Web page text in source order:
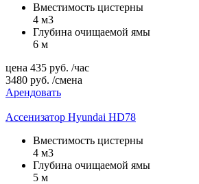
Вместимость цистерны
4 м3
Глубина очищаемой ямы
6 м
цена 435 руб. /час
3480 руб. /смена
Арендовать
Ассенизатор Hyundai HD78
Вместимость цистерны
4 м3
Глубина очищаемой ямы
5 м